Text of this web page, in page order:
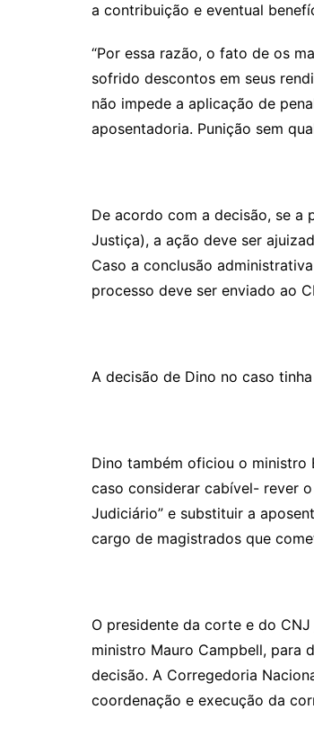
a contribuição e eventual
“Por essa razão, o fato de os
sofrido descontos em seus
não impede a aplicação de
aposentadoria. Punição sem
De acordo com a decisão, se a
Justiça), a ação deve ser
Caso a conclusão
processo deve ser enviado ao
A decisão de Dino no caso
Dino também oficiou o ministro
caso considerar cabível- rever
Judiciário” e substituir a
cargo de magistrados que
O presidente da corte e do
ministro Mauro Campbell, para
decisão. A Corregedoria
coordenação e execução da